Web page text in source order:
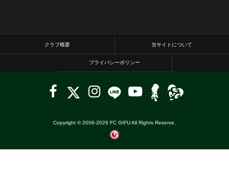
クラブ概要 当サイトについて
プライバシーポリシー
Copyright © 2006-2026 FC GIFU All Rights Reserve.